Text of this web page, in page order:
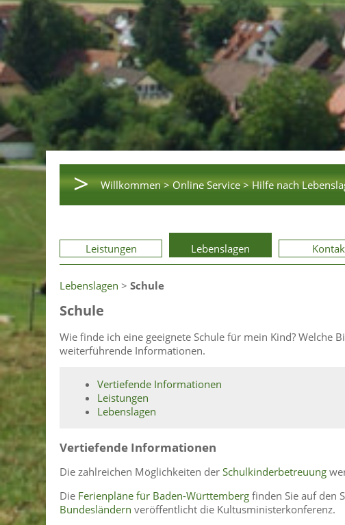
> Willkommen > Online Service > Hilfe nach
Leistungen Lebenslagen
Lebenslagen > Schule
Schule
Wie finde ich eine geeignete Schule für mein Kind? Welche
weiterführende Informationen.
Vertiefende Informationen
Leistungen
Lebenslagen
Vertiefende Informationen
Die zahlreichen Möglichkeiten der Schulkinderbetreuung
Die Ferienpläne für Baden-Württemberg finden Sie auf den
Bundesländern veröffentlicht die Kultusministerkonferenz.